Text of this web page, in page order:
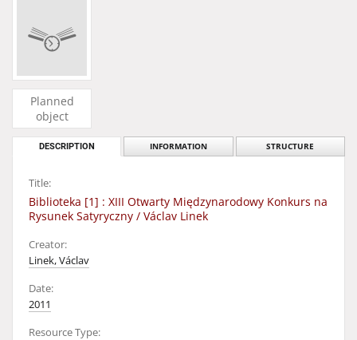
Planned
object
DESCRIPTION INFORMATION STRUCTURE
Title:
Biblioteka [1] : XIII Otwarty Międzynarodowy Konkurs na
Rysunek Satyryczny / Václav Linek
Creator:
Linek, Václav
Date:
2011
Resource Type: